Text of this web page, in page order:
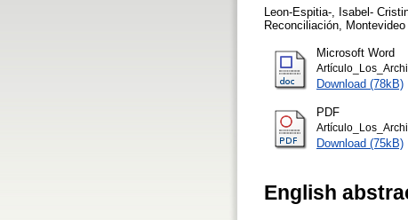
Leon-Espitia-, Isabel-
Reconciliación,
Microsoft Word
Download (78kB)
PDF
Download (75kB)
English